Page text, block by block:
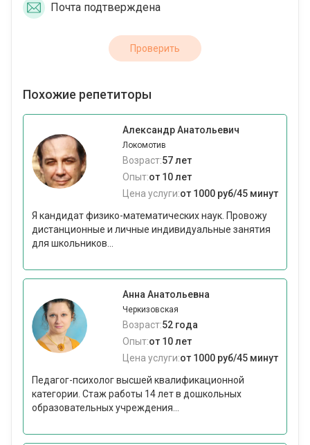
Почта подтверждена
Проверить
Похожие репетиторы
Александр Анатольевич
Локомотив
Возраст:57 лет
Опыт:от 10 лет
Цена услуги:от 1000 руб/45 минут
Я кандидат физико-математических наук. Провожу
дистанционные и личные индивидуальные занятия
для школьников...
Анна Анатольевна
Черкизовская
Возраст:52 года
Опыт:от 10 лет
Цена услуги:от 1000 руб/45 минут
Педагог-психолог высшей квалификационной
категории. Стаж работы 14 лет в дошкольных
образовательных учреждения...